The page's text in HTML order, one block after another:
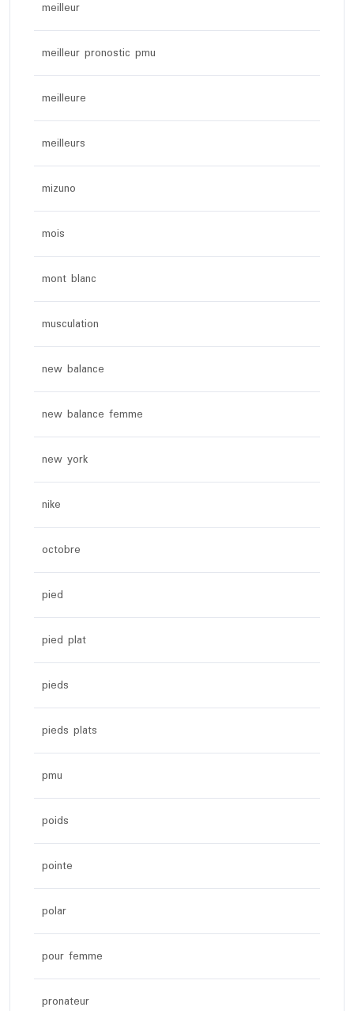
meilleur
meilleur pronostic pmu
meilleure
meilleurs
mizuno
mois
mont blanc
musculation
new balance
new balance femme
new york
nike
octobre
pied
pied plat
pieds
pieds plats
pmu
poids
pointe
polar
pour femme
pronateur